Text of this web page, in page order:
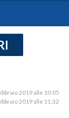
2019 alle 10:05
2019 alle 11:32